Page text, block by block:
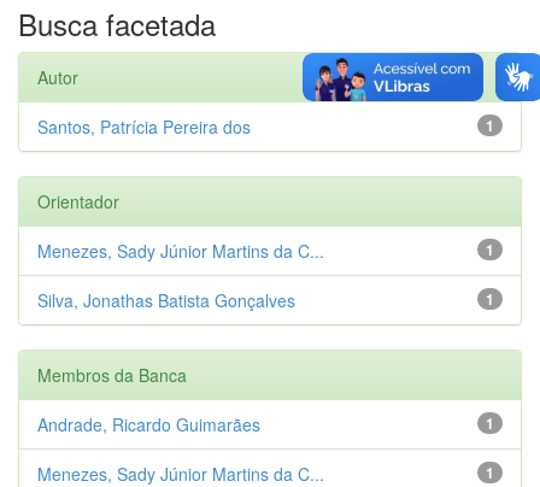
Busca facetada
Autor
1
Santos, Patrícia Pereira dos
Orientador
1
Menezes, Sady Júnior Martins da C...
1
Silva, Jonathas Batista Gonçalves
Membros da Banca
1
Andrade, Ricardo Guimarães
1
Menezes, Sady Júnior Martins da C...